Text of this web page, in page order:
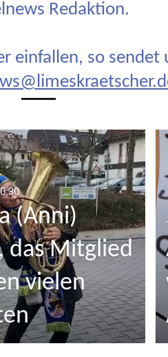
Redaktion.
einfallen, so sendet
(Anni)
das Mitglied
vielen